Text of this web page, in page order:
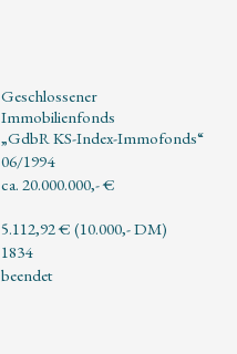
Geschlossener
Immobilienfonds
„GdbR KS-Index-Immofonds“
06/1994
ca. 20.000.000,- €
5.112,92 € (10.000,- DM)
1834
beendet